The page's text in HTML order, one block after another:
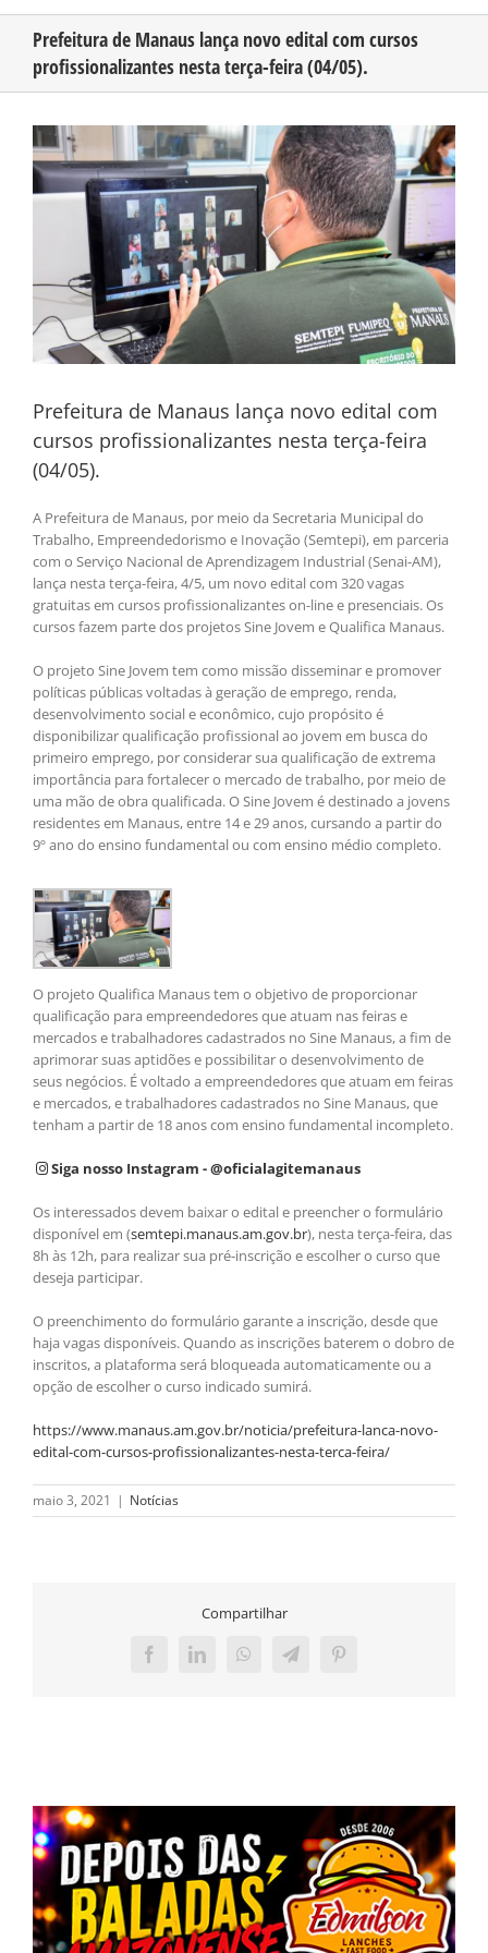
CONHEÇA O AMAZONAS
PUBLICIDADE
Prefeitura de Manaus lança novo edital com cursos
profissionalizantes nesta terça-feira (04/05).
View
Larger
Image
Prefeitura de Manaus lança novo edital com
cursos profissionalizantes nesta terça-feira
(04/05).
A Prefeitura de Manaus, por meio da Secretaria Municipal do
Trabalho, Empreendedorismo e Inovação (Semtepi), em parceria
com o Serviço Nacional de Aprendizagem Industrial (Senai-AM),
lança nesta terça-feira, 4/5, um novo edital com 320 vagas
gratuitas em cursos profissionalizantes on-line e presenciais. Os
cursos fazem parte dos projetos Sine Jovem e Qualifica Manaus.
O projeto Sine Jovem tem como missão disseminar e promover
políticas públicas voltadas à geração de emprego, renda,
desenvolvimento social e econômico, cujo propósito é
disponibilizar qualificação profissional ao jovem em busca do
primeiro emprego, por considerar sua qualificação de extrema
importância para fortalecer o mercado de trabalho, por meio de
uma mão de obra qualificada. O Sine Jovem é destinado a jovens
residentes em Manaus, entre 14 e 29 anos, cursando a partir do
9º ano do ensino fundamental ou com ensino médio completo.
O projeto Qualifica Manaus tem o objetivo de proporcionar
qualificação para empreendedores que atuam nas feiras e
mercados e trabalhadores cadastrados no Sine Manaus, a fim de
aprimorar suas aptidões e possibilitar o desenvolvimento de
seus negócios. É voltado a empreendedores que atuam em feiras
e mercados, e trabalhadores cadastrados no Sine Manaus, que
tenham a partir de 18 anos com ensino fundamental incompleto.
Siga nosso Instagram - @oficialagitemanaus
Os interessados devem baixar o edital e preencher o formulário
disponível em (semtepi.manaus.am.gov.br), nesta terça-feira, das
8h às 12h, para realizar sua pré-inscrição e escolher o curso que
deseja participar.
O preenchimento do formulário garante a inscrição, desde que
haja vagas disponíveis. Quando as inscrições baterem o dobro de
inscritos, a plataforma será bloqueada automaticamente ou a
opção de escolher o curso indicado sumirá.
https://www.manaus.am.gov.br/noticia/prefeitura-lanca-novo-
edital-com-cursos-profissionalizantes-nesta-terca-feira/
maio 3, 2021 | Notícias
Compartilhar
FacebookLinkedInWhatsAppTelegramPinterest